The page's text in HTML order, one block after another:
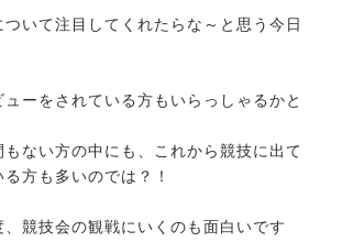
いて注目してくれたらな～と思う今日
ーをされている方もいらっしゃるかと
ない方の中にも、これから競技に出て
方も多いのでは？！
競技会の観戦にいくのも面白いです